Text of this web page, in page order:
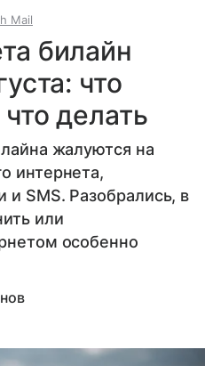
Mail
билайн
что
делать
жалуются на
интернета,
SMS. Разобрались, в
или
особенно